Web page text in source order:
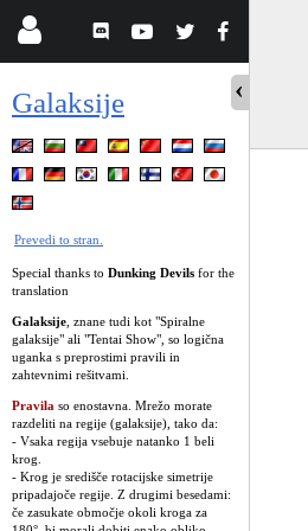
Galaksije
Prevedi to stran.
Special thanks to Dunking Devils for the
translation
Galaksije , znane tudi kot "Spiralne
galaksije" ali "Tentai Show", so logična
uganka s preprostimi pravili in
zahtevnimi rešitvami.
Pravila so enostavna. Mrežo morate
razdeliti na regije (galaksije), tako da:
- Vsaka regija vsebuje natanko 1 beli
krog.
- Krog je središče rotacijske simetrije
pripadajoče regije. Z drugimi besedami:
če zasukate območje okoli kroga za